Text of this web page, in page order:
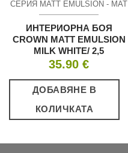
СЕРИЯ MATT EMULSION - МАТ
ИНТЕРИОРНА БОЯ
CROWN MATT EMULSION
MILK WHITE/ 2,5
35.90 €
ДОБАВЯНЕ В
КОЛИЧКАТА